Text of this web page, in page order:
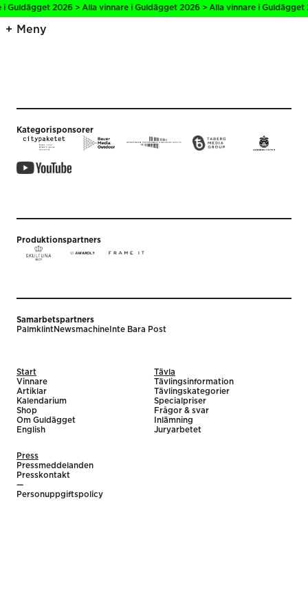
Guldägget 2026 > Alla vinnare i Guldägget 2026 > Alla vinnare i
Meny
Kategorisponsorer
Produktionspartners
Samarbetspartners
PalmklintNewsmachine Inte Bara Post
Start
Vinnare
Artiklar
Kalendarium
Shop
Om Guldägget
English
Tävla
Tävlingsinformation
Tävlingskategorier
Specialpriser
Frågor & svar
Inlämning
Juryarbetet
Press
Pressmeddelanden
Presskontakt
—
Personuppgiftspolicy